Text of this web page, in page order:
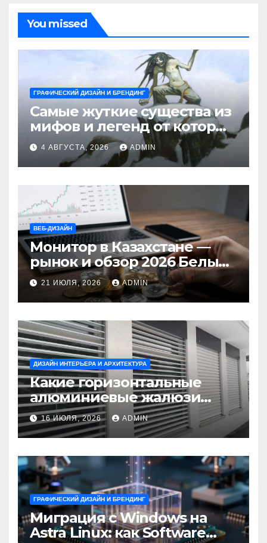
You missed
ГРАФИЧЕСКИЙ ДИЗАЙН И БРЕНДИНГ
Самые жуткие существа из
мифов и легенд от которых
стынет кровь
4 АВГУСТА, 2026 ADMIN
ВЕБ-ДИЗАЙН
Монитор в Казахстане —
рынок и обзор 2026 Белый
Ветер Shop.kz
21 ИЮЛЯ, 2026 ADMIN
ДИЗАЙН ИНТЕРЬЕРА И АРХИТЕКТУРА
Какие горизонтальные
алюминиевые жалюзи
выбрать для окон?
16 ИЮЛЯ, 2026 ADMIN
ГРАФИЧЕСКИЙ ДИЗАЙН И БРЕНДИНГ
Миграция с Windows на
Astra Linux: как Software